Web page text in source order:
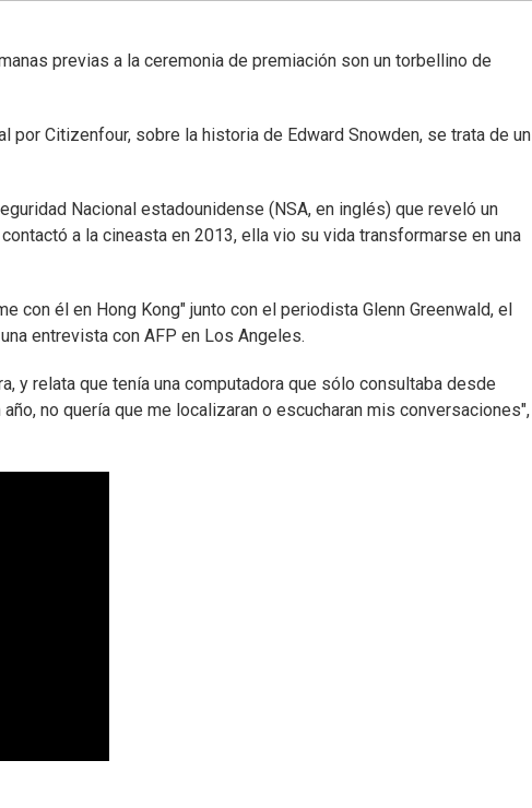
previas a la ceremonia de premiación son un torbellino de
por Citizenfour, sobre la historia de Edward Snowden, se trata de un
Nacional estadounidense (NSA, en inglés) que reveló un
a la cineasta en 2013, ella vio su vida transformarse en una
con él en Hong Kong" junto con el periodista Glenn Greenwald, el
entrevista con AFP en Los Angeles.
y relata que tenía una computadora que sólo consultaba desde
no quería que me localizaran o escucharan mis conversaciones",